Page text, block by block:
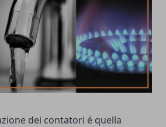
dei contatori é quella